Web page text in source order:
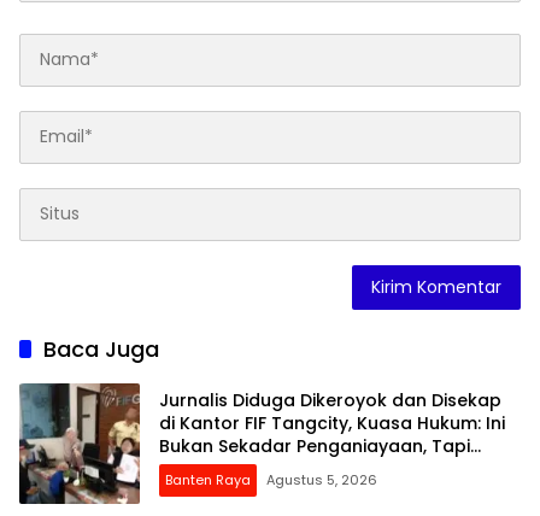
Baca Juga
Jurnalis Diduga Dikeroyok dan Disekap
di Kantor FIF Tangcity, Kuasa Hukum: Ini
Bukan Sekadar Penganiayaan, Tapi
Dugaan Pembungkaman Pers
Banten Raya Agustus 5, 2026